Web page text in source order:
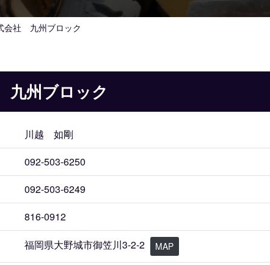
会社 九州ブロック
州ブロック
川越 如剛
092-503-6250
092-503-6249
816-0912
福岡県大野城市御笠川3-2-2 MAP